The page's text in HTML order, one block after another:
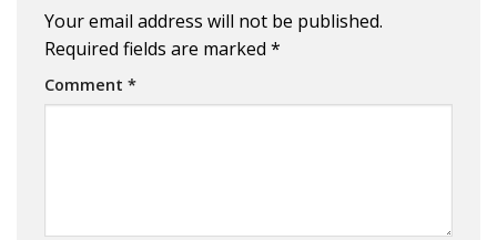
Your email address will not be published.
Required fields are marked *
Comment *